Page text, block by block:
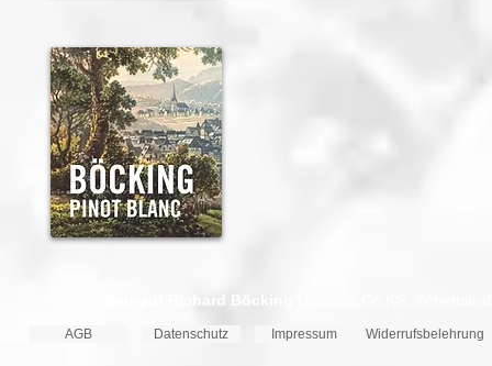
Weingut Richard Böcking
AGB Datenschutz Impressum Widerrufsbelehrung